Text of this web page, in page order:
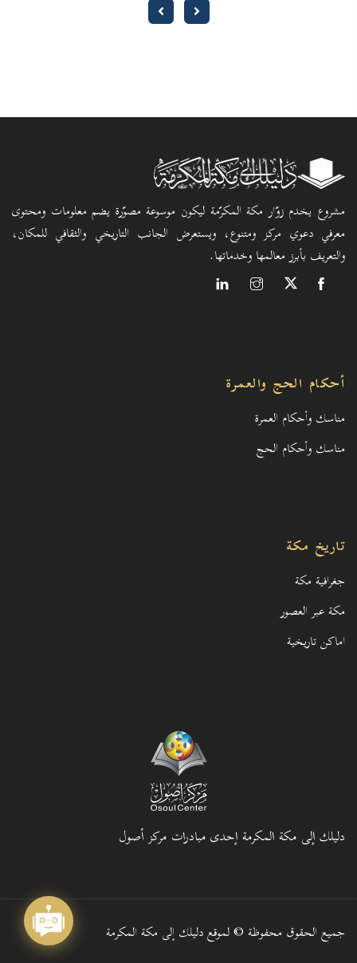
مشروع يخدم زوّار مكة المكرّمة ليكون موسوعة مصوّرة يضم معلومات ومحتوى
معرفي دعوي مركز ومتنوع، ويستعرض الجانب التاريخي والثقافي للمكان،
والتعريف بأبرز معالمها وخدماتها.
أحكام الحج والعمرة
مناسك وأحكام العمرة
مناسك وأحكام الحج
تاريخ مكة
جغرافية مكة
مكة عبر العصور
اماكن تاريخية
دليلك إلى مكة المكرمة إحدى مبادرات مركز أصول
جميع الحقوق محفوظة © لموقع دليلك إلى مكة المكرمة